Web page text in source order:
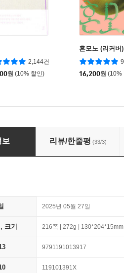
2,144건
원 (10% 할인)
혼모노 (리커버)
16,200원 (10%
것
보 리뷰/한줄평 (33/3)
2025년 05월 27일
크기 216쪽 | 272g | 130*204*15mm
9791191013917
119101391X